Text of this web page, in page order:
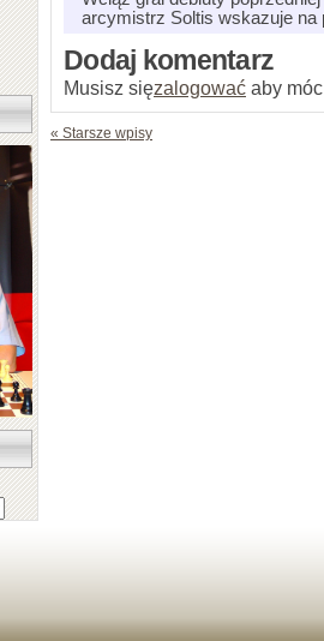
arcymistrz Soltis wskazuje na
Dodaj komentarz
Musisz sięzalogować aby
« Starsze wpisy